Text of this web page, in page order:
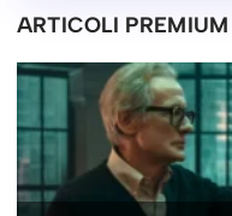
ARTICOLI PREMIUM